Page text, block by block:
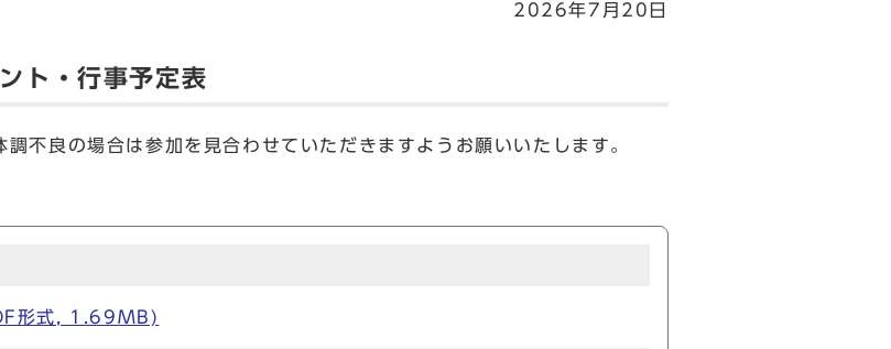
2026年7月20日
ト・行事予定表
不良の場合は参加を見合わせていただきますようお願いいたします。
形式, 1.69MB)